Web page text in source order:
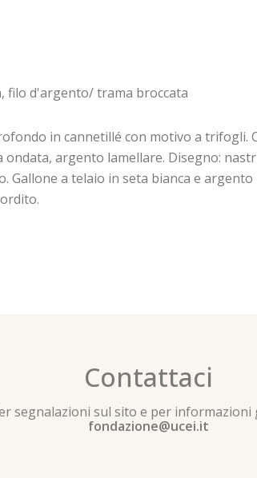
filo d'argento/ trama broccata
in cannetillé con motivo a
argento lamellare. Disegno:
a telaio in seta bianca e
Contattaci
segnalazioni sul sito e per informazioni
fondazione@ucei.it